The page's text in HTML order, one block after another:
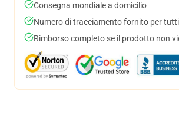
Consegna mondiale a domicilio
Numero di tracciamento fornito per
Rimborso completo se il prodotto non